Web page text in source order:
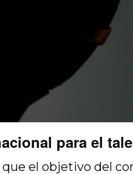
para el
el objetivo del